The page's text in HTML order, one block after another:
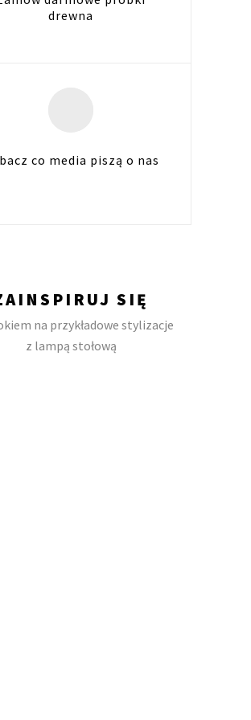
drewna
co media piszą o nas
SIĘ
na przykładowe stylizacje
z lampą stołową